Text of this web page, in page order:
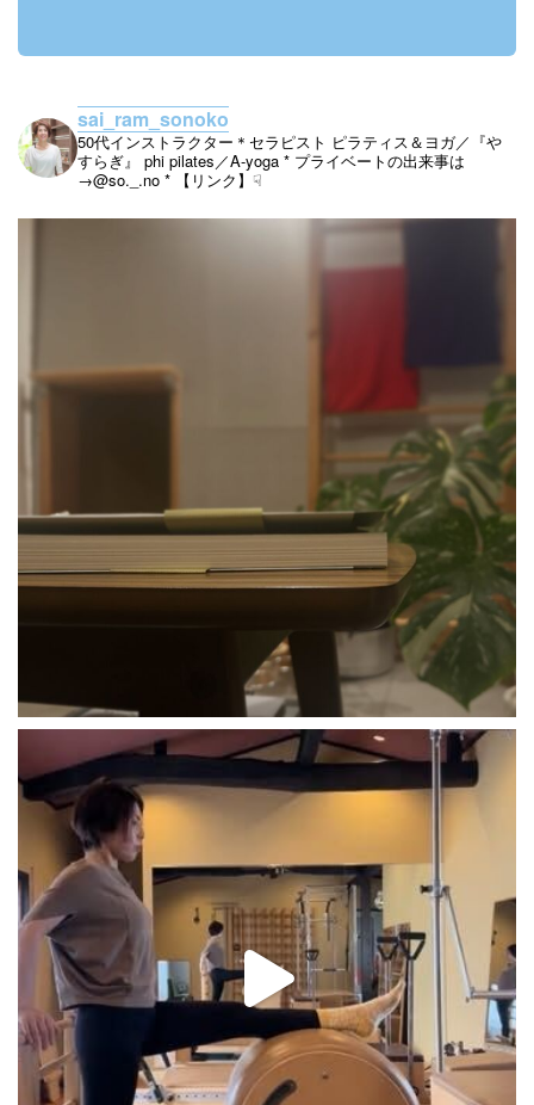
sai_ram_sonoko
50代インストラクター＊セラピスト ピラティス＆ヨガ／『や
すらぎ』
phi pilates／A-yoga * プライベートの出来事は
→@so._.no * 【リンク】☟